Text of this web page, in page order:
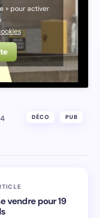
» pour activer
DÉCO PUB
vendre pour 19